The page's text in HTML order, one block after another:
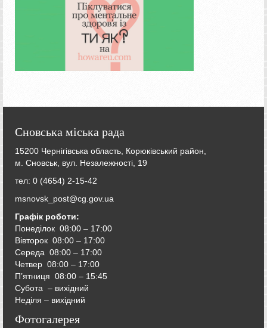
Сновська міська рада
15200 Чернігівська область, Корюківський район,
м. Сновськ, вул. Незалежності, 19
тел: 0 (4654) 2-15-42
msnovsk_post@cg.gov.ua
Графік роботи:
Понеділок 08:00 – 17:00
Вівторок 08:00 – 17:00
Середа 08:00 – 17:00
Четвер 08:00 – 17:00
П’ятниця 08:00 – 15:45
Субота – вихідний
Неділя – вихідний
Фотогалерея